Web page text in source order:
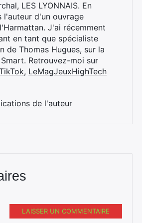
LES LYONNAIS. En
l'auteur d'un ouvrage
J'ai récemment
en tant que spécialiste
de Thomas Hugues, sur la
Retrouvez-moi sur
, LeMagJeuxHighTech
de l'auteur
LAISSER UN COMMENTAIRE